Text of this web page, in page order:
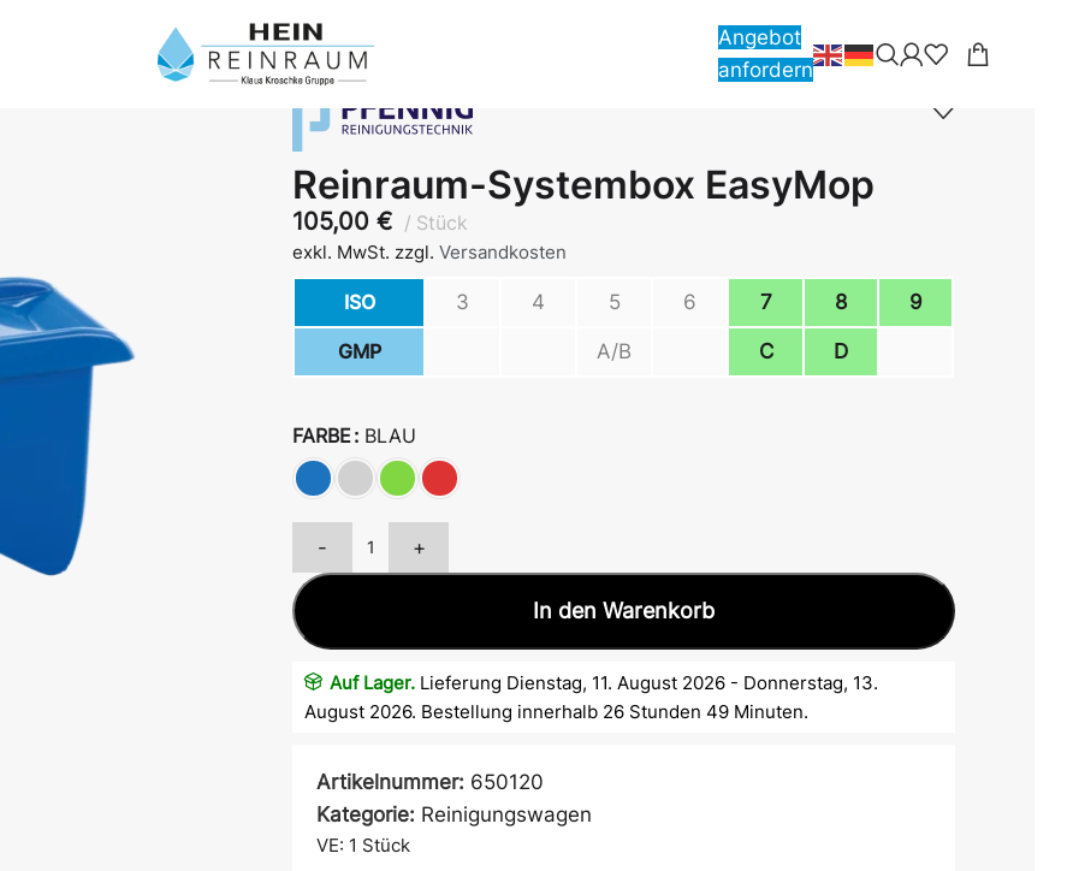
Angebot
anfordern
Reinraum-Systembox EasyMop
105,00 € Stück
exkl. MwSt. zzgl. Versandkosten
ISO 3 4 5 6 7 8 9
GMP A/B C D
FARBE BLAU
- +
In den Warenkorb
Auf Lager. Lieferung Dienstag, 11. August 2026 - Donnerstag, 13.
August 2026. Bestellung innerhalb 26 Stunden 49 Minuten.
Artikelnummer: 650120
Kategorie: Reinigungswagen
VE: 1 Stück